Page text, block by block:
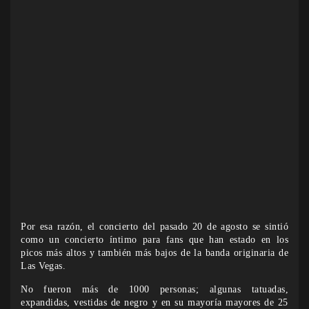
Por esa razón, el concierto del pasado 20 de agosto se sintió
como un concierto íntimo para fans que han estado en los
picos más altos y también más bajos de la banda originaria de
Las Vegas.
No fueron más de 1000 personas; algunas tatuadas,
expandidas, vestidas de negro y en su mayoría mayores de 25